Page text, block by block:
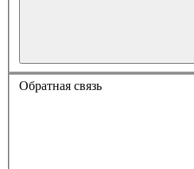
Обратная связь